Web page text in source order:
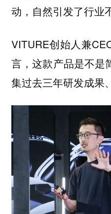
动，自然引发了行业
VITURE创始人兼
言，这款产品是不是
集过去三年研发成果